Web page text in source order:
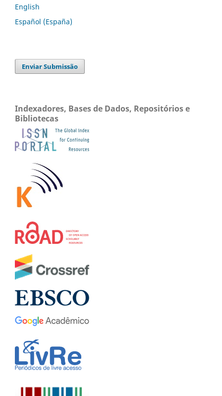
English
Español (España)
Enviar Submissão
Indexadores, Bases de Dados, Repositórios e
Bibliotecas